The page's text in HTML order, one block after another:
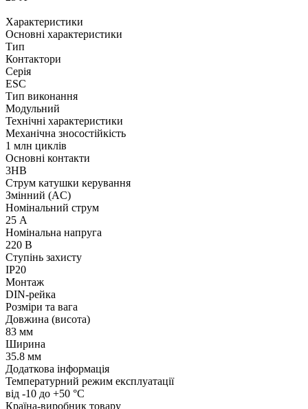
Характеристики
Основні характеристики
Тип
Контактори
Серія
ESC
Тип виконання
Модульний
Технічні характеристики
Механічна зносостійкість
1 млн циклів
Основні контакти
3НВ
Струм катушки керування
Змінний (AC)
Номінальний струм
25 А
Номінальна напруга
220 В
Ступінь захисту
IP20
Монтаж
DIN-рейка
Розміри та вага
Довжина (висота)
83 мм
Ширина
35.8 мм
Додаткова інформація
Температурний режим експлуатації
від -10 до +50 °С
Країна-виробник товару